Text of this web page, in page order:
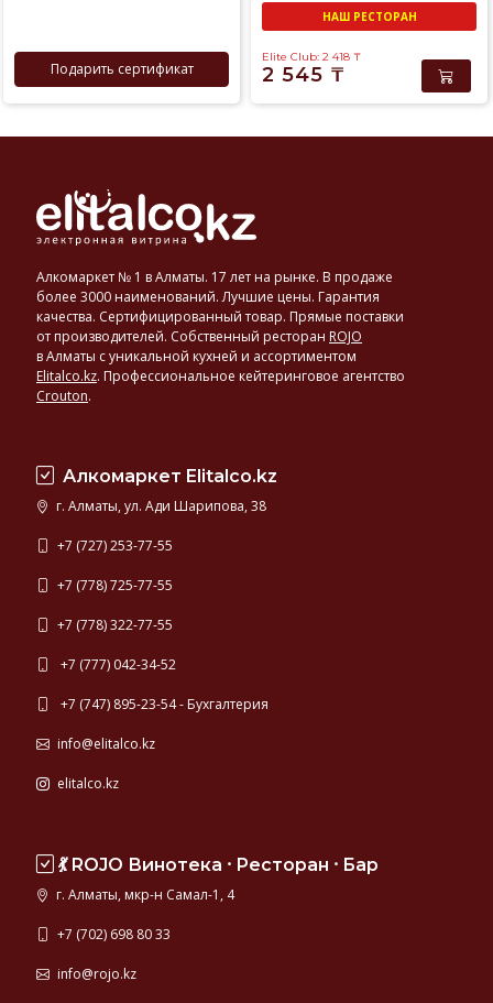
Подарить сертификат
НАШ РЕСТОРАН
Elite Club: 2 418 ₸
2 545 ₸
Алкомаркет № 1 в Алматы. 17 лет на рынке. В продаже
более 3000 наименований. Лучшие цены. Гарантия
качества. Сертифицированный товар. Прямые поставки
от производителей. Собственный ресторан ROJO
в Алматы с уникальной кухней и ассортиментом
Elitalco.kz. Профессиональное кейтеринговое агентство
Crouton.
Алкомаркет Elitalco.kz
г. Алматы, ул. Ади Шарипова, 38
+7 (727) 253-77-55
+7 (778) 725-77-55
+7 (778) 322-77-55
+7 (777) 042-34-52
+7 (747) 895-23-54 - Бухгалтерия
info@elitalco.kz
elitalco.kz
💃 ROJO Винотека ⸱ Ресторан ⸱ Бар
г. Алматы, мкр-н Самал-1, 4
+7 (702) 698 80 33
info@rojo.kz